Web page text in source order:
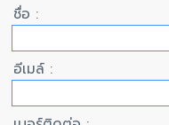
ชื่อ :
อีเมล์ :